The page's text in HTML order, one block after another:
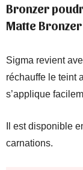
Bronzer
Matte Bronzer
Sigma revient
réchauffe le teint
s’applique
Il est disponible
carnations.